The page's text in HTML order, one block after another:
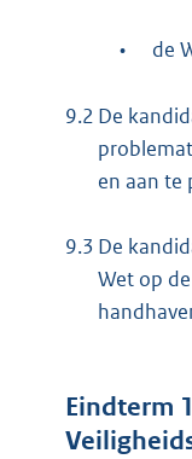
• de
9.2 De
en aan te
9.3 De
Wet op
Eindterm